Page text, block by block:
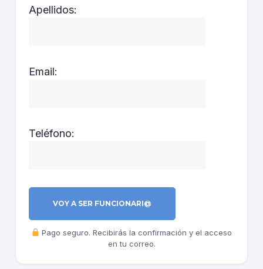
Apellidos:
Email:
Teléfono:
VOY A SER FUNCIONARI@
Pago seguro. Recibirás la confirmación y el acceso
en tu correo.